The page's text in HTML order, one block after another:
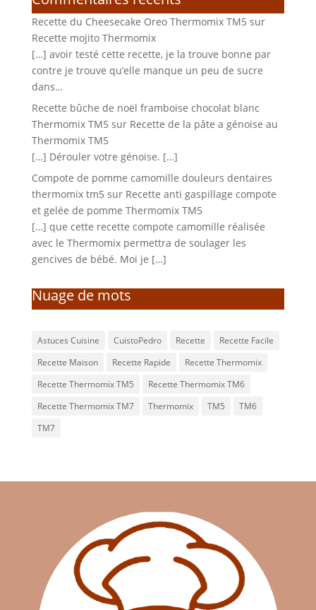
Recette du Cheesecake Oreo Thermomix TM5 sur
Recette mojito Thermomix
[…] avoir testé cette recette, je la trouve bonne par
contre je trouve qu’elle manque un peu de sucre
dans…
Recette bûche de noël framboise chocolat blanc
Thermomix TM5 sur Recette de la pâte a génoise au
Thermomix TM5
[…] Dérouler votre génoise. […]
Compote de pomme camomille douleurs dentaires
thermomix tm5 sur Recette anti gaspillage compote
et gelée de pomme Thermomix TM5
[…] que cette recette compote camomille réalisée
avec le Thermomix permettra de soulager les
gencives de bébé. Moi je […]
Nuage de mots
Astuces Cuisine CuistoPedro Recette
Recette Facile
Recette Maison
Recette Rapide
Recette Thermomix
Recette Thermomix TM5
Recette Thermomix TM6
Recette Thermomix TM7
Thermomix TM5
TM6
TM7